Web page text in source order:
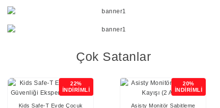
Çok Satanlar
Kids Safe-T Evde Çocuk
22%
İNDİRİMLİ
Asisty Monitör Sabitleme
20%
İNDİRİMLİ